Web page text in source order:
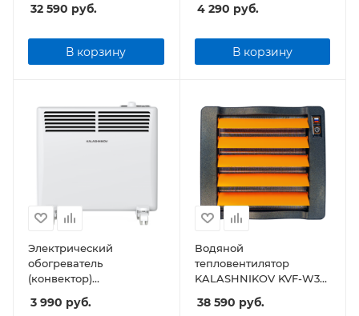
32 590 руб.
В корзину
4 290 руб.
В корзину
Электрический
обогреватель
(конвектор)
E05M-11 (механическое
3 990 руб.
Водяной
тепловентилятор
KALASHNIKOV KVF-W38-
38 590 руб.